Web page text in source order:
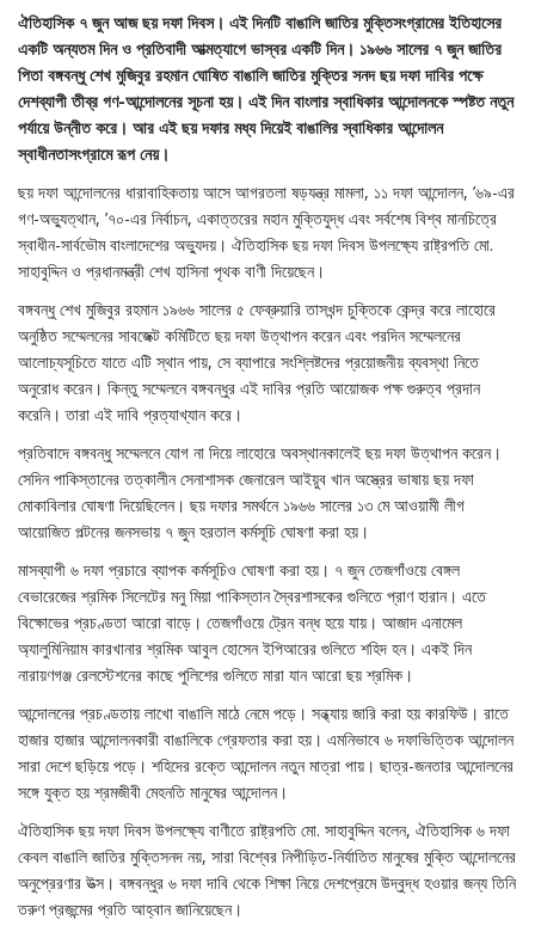
ঐতিহাসিক ৭ জুন আজ ছয় দফা দিবস। এই দিনটি বাঙালি জাতির মুক্তিসংগ্রামের ইতিহাসের
একটি অন্যতম দিন ও প্রতিবাদী আত্মত্যাগে ভাস্বর একটি দিন। ১৯৬৬ সালের ৭ জুন জাতির
পিতা বঙ্গবন্ধু শেখ মুজিবুর রহমান ঘোষিত বাঙালি জাতির মুক্তির সনদ ছয় দফা দাবির পক্ষে
দেশব্যাপী তীব্র গণ-আন্দোলনের সূচনা হয়। এই দিন বাংলার স্বাধিকার আন্দোলনকে স্পষ্টত নতুন
পর্যায়ে উন্নীত করে। আর এই ছয় দফার মধ্য দিয়েই বাঙালির স্বাধিকার আন্দোলন
স্বাধীনতাসংগ্রামে রূপ নেয়।
ছয় দফা আন্দোলনের ধারাবাহিকতায় আসে আগরতলা ষড়যন্ত্র মামলা, ১১ দফা আন্দোলন, ’৬৯-এর
গণ-অভ্যুত্থান, ’৭০-এর নির্বাচন, একাত্তরের মহান মুক্তিযুদ্ধ এবং সর্বশেষ বিশ্ব মানচিত্রে
স্বাধীন-সার্বভৌম বাংলাদেশের অভ্যুদয়। ঐতিহাসিক ছয় দফা দিবস উপলক্ষ্যে রাষ্ট্রপতি মো.
সাহাবুদ্দিন ও প্রধানমন্ত্রী শেখ হাসিনা পৃথক বাণী দিয়েছেন।
বঙ্গবন্ধু শেখ মুজিবুর রহমান ১৯৬৬ সালের ৫ ফেব্রুয়ারি তাসখন্দ চুক্তিকে কেন্দ্র করে লাহোরে
অনুষ্ঠিত সম্মেলনের সাবজেক্ট কমিটিতে ছয় দফা উত্থাপন করেন এবং পরদিন সম্মেলনের
আলোচ্যসূচিতে যাতে এটি স্থান পায়, সে ব্যাপারে সংশ্লিষ্টদের প্রয়োজনীয় ব্যবস্থা নিতে
অনুরোধ করেন। কিন্তু সম্মেলনে বঙ্গবন্ধুর এই দাবির প্রতি আয়োজক পক্ষ গুরুত্ব প্রদান
করেনি। তারা এই দাবি প্রত্যাখ্যান করে।
প্রতিবাদে বঙ্গবন্ধু সম্মেলনে যোগ না দিয়ে লাহোরে অবস্থানকালেই ছয় দফা উত্থাপন করেন।
সেদিন পাকিস্তানের তত্কালীন সেনাশাসক জেনারেল আইয়ুব খান অস্ত্রের ভাষায় ছয় দফা
মোকাবিলার ঘোষণা দিয়েছিলেন। ছয় দফার সমর্থনে ১৯৬৬ সালের ১৩ মে আওয়ামী লীগ
আয়োজিত পল্টনের জনসভায় ৭ জুন হরতাল কর্মসূচি ঘোষণা করা হয়।
মাসব্যাপী ৬ দফা প্রচারে ব্যাপক কর্মসূচিও ঘোষণা করা হয়। ৭ জুন তেজগাঁওয়ে বেঙ্গল
বেভারেজের শ্রমিক সিলেটের মনু মিয়া পাকিস্তান স্বৈরশাসকের গুলিতে প্রাণ হারান। এতে
বিক্ষোভের প্রচণ্ডতা আরো বাড়ে। তেজগাঁওয়ে ট্রেন বন্ধ হয়ে যায়। আজাদ এনামেল
অ্যালুমিনিয়াম কারখানার শ্রমিক আবুল হোসেন ইপিআরের গুলিতে শহিদ হন। একই দিন
নারায়ণগঞ্জ রেলস্টেশনের কাছে পুলিশের গুলিতে মারা যান আরো ছয় শ্রমিক।
আন্দোলনের প্রচণ্ডতায় লাখো বাঙালি মাঠে নেমে পড়ে। সন্ধ্যায় জারি করা হয় কারফিউ। রাতে
হাজার হাজার আন্দোলনকারী বাঙালিকে গ্রেফতার করা হয়। এমনিভাবে ৬ দফাভিত্তিক আন্দোলন
সারা দেশে ছড়িয়ে পড়ে। শহিদের রক্তে আন্দোলন নতুন মাত্রা পায়। ছাত্র-জনতার আন্দোলনের
সঙ্গে যুক্ত হয় শ্রমজীবী মেহনতি মানুষের আন্দোলন।
ঐতিহাসিক ছয় দফা দিবস উপলক্ষ্যে বাণীতে রাষ্ট্রপতি মো. সাহাবুদ্দিন বলেন, ঐতিহাসিক ৬ দফা
কেবল বাঙালি জাতির মুক্তিসনদ নয়, সারা বিশ্বের নিপীড়িত-নির্যাতিত মানুষের মুক্তি আন্দোলনের
অনুপ্রেরণার উত্স। বঙ্গবন্ধুর ৬ দফা দাবি থেকে শিক্ষা নিয়ে দেশপ্রেমে উদ্বুদ্ধ হওয়ার জন্য তিনি
তরুণ প্রজন্মের প্রতি আহ্বান জানিয়েছেন।